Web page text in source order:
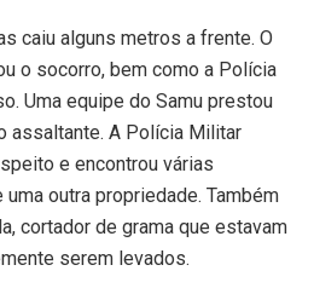
caiu alguns metros a frente. O
o socorro, bem como a Polícia
Uma equipe do Samu prestou
assaltante. A Polícia Militar
e encontrou várias
outra propriedade. Também
cortador de grama que estavam
serem levados.